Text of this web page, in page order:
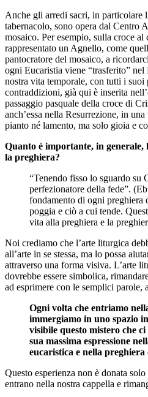
Anche gli arredi sacri, in particolare
tabernacolo, sono opera dal Centro
mosaico. Per esempio, sulla croce al
rappresentato un Agnello, come
pantocratore del mosaico, a
ogni Eucaristia viene “trasferito”
nostra vita temporale, con tutti i
contraddizioni, già qui è inserita
passaggio pasquale della croce di
anch’essa nella Resurrezione, in
pianto né lamento, ma solo gioia e
Quanto è importante, in
la preghiera?
“Tenendo fisso lo sguardo su
perfezionatore della fede”.
fondamento di ogni preghiera
poggia e ciò a cui tende.
vita alla preghiera e la
Noi crediamo che l’arte liturgica
all’arte in se stessa, ma lo possa
attraverso una forma visiva. L’arte
dovrebbe essere simbolica,
ad esprimere con le semplici parole,
Ogni volta che entriamo
immergiamo in uno spazio
visibile questo mistero che
sua massima espressione
eucaristica e nella preghiera
Questo esperienza non è donata
entrano nella nostra cappella e